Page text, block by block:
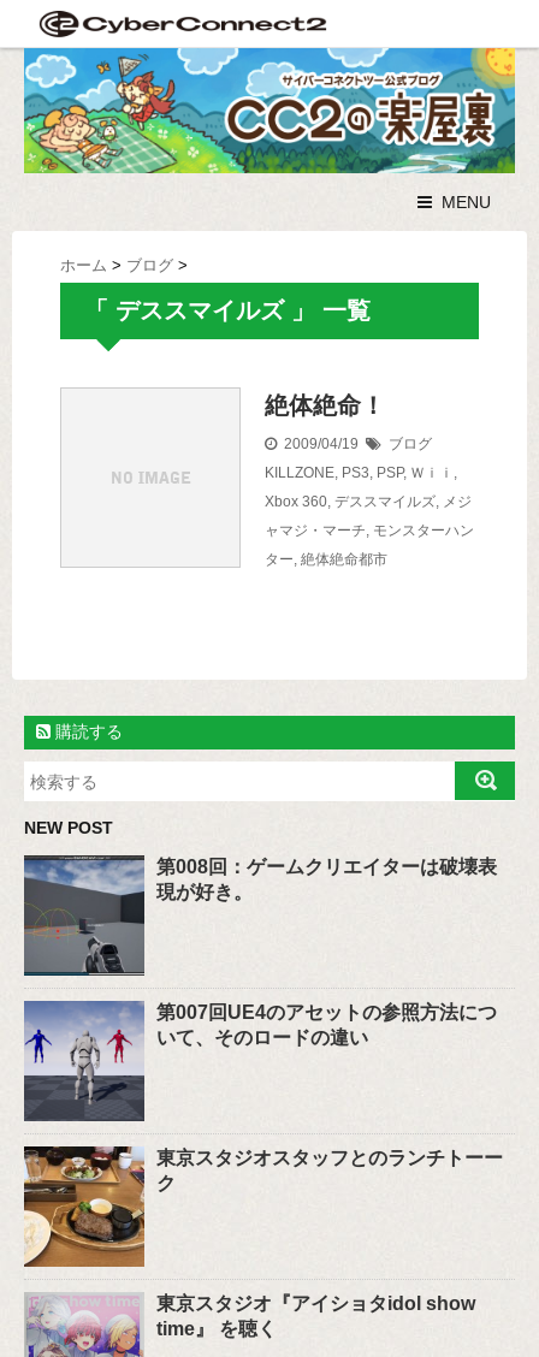
MENU
ホーム > ブログ >
「 デススマイルズ 」 一覧
絶体絶命！
2009/04/19
ブログ
KILLZONE, PS3, PSP, Ｗｉｉ ,
Xbox 360, デススマイルズ, メジ
ャマジ・マーチ, モンスターハン
ター, 絶体絶命都市
購読する
NEW POST
第008回：ゲームクリエイターは破壊表
現が好き。
第007回UE4のアセットの参照方法につ
いて、そのロードの違い
東京スタジオスタッフとのランチトーー
ク
東京スタジオ『アイショタidol show
time』 を聴く